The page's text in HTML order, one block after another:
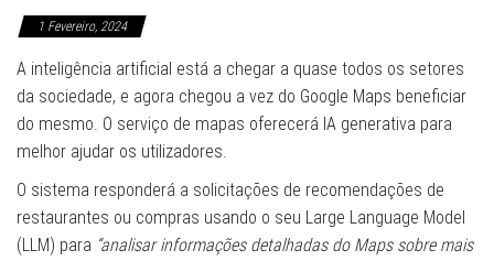
1 Fevereiro, 2024
A inteligência artificial está a chegar a quase todos os setores
da sociedade, e agora chegou a vez do Google Maps beneficiar
do mesmo. O serviço de mapas oferecerá IA generativa para
melhor ajudar os utilizadores.
O sistema responderá a solicitações de recomendações de
restaurantes ou compras usando o seu Large Language Model
(LLM) para “analisar informações detalhadas do Maps sobre mais